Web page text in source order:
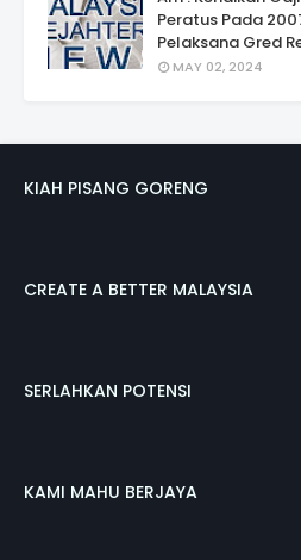
Peratus Pada
Pelaksana Gred
MAY 02, 2024
KIAH PISANG GORENG
CREATE A BETTER MALAYSIA
SERLAHKAN POTENSI
KAMI MAHU BERJAYA